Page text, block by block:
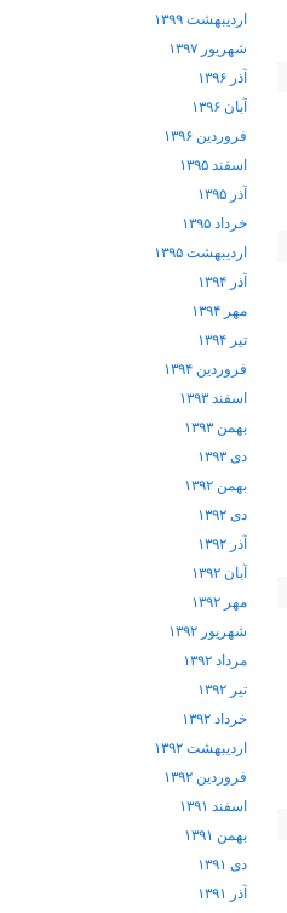
اردیبهشت ۱۳۹۹
شهریور ۱۳۹۷
آذر ۱۳۹۶
آبان ۱۳۹۶
فروردین ۱۳۹۶
اسفند ۱۳۹۵
آذر ۱۳۹۵
خرداد ۱۳۹۵
اردیبهشت ۱۳۹۵
آذر ۱۳۹۴
مهر ۱۳۹۴
تیر ۱۳۹۴
فروردین ۱۳۹۴
اسفند ۱۳۹۳
بهمن ۱۳۹۳
دی ۱۳۹۳
بهمن ۱۳۹۲
دی ۱۳۹۲
آذر ۱۳۹۲
آبان ۱۳۹۲
مهر ۱۳۹۲
شهریور ۱۳۹۲
مرداد ۱۳۹۲
تیر ۱۳۹۲
خرداد ۱۳۹۲
اردیبهشت ۱۳۹۲
فروردین ۱۳۹۲
اسفند ۱۳۹۱
بهمن ۱۳۹۱
دی ۱۳۹۱
آذر ۱۳۹۱